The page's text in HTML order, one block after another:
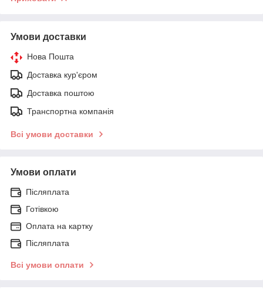
Умови доставки
Нова Пошта
Доставка кур'єром
Доставка поштою
Транспортна компанія
Всі умови доставки
Умови оплати
Післяплата
Готівкою
Оплата на картку
Післяплата
Всі умови оплати